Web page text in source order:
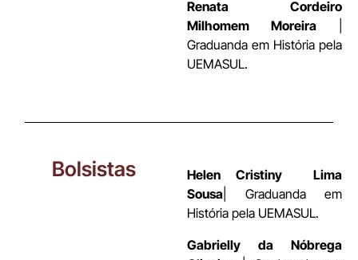
Renata Cordeiro
Milhomem Moreira
Graduanda em História pela
UEMASUL.
Bolsistas Helen Cristiny
Lima
Sousa | Graduanda em
História pela UEMASUL.
Gabrielly da Nóbrega